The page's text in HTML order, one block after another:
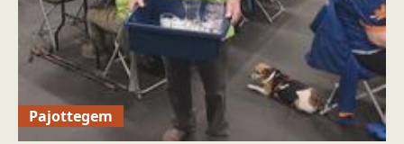
Pajottegem